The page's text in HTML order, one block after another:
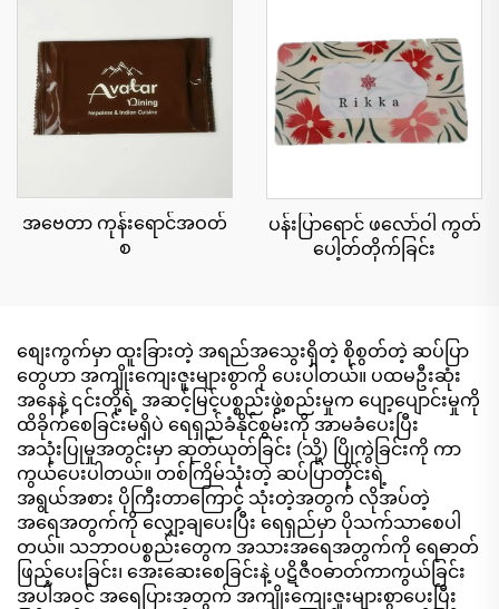
အဗေတာ ကုန်းရောင်အဝတ်
စ
ပန်းပြာရောင် ဖလော်ဝါ ကွတ်
ပေါ့တ်တိုက်ခြင်း
စျေးကွက်မှာ ထူးခြားတဲ့ အရည်အသွေးရှိတဲ့ စိုစွတ်တဲ့ ဆပ်ပြာ
တွေဟာ အကျိုးကျေးဇူးများစွာကို ပေးပါတယ်။ ပထမဦးဆုံး
အနေနဲ့ ၎င်းတို့ရဲ့ အဆင့်မြင့်ပစ္စည်းဖွဲ့စည်းမှုက ပျော့ပျောင်းမှုကို
ထိခိုက်စေခြင်းမရှိပဲ ရေရှည်ခံနိုင်စွမ်းကို အာမခံပေးပြီး
အသုံးပြုမှုအတွင်းမှာ ဆုတ်ယုတ်ခြင်း (သို့) ပြိုကွဲခြင်းကို ကာ
ကွယ်ပေးပါတယ်။ တစ်ကြိမ်သုံးတဲ့ ဆပ်ပြာတိုင်းရဲ့
အရွယ်အစား ပိုကြီးတာကြောင့် သုံးတဲ့အတွက် လိုအပ်တဲ့
အရေအတွက်ကို လျှော့ချပေးပြီး ရေရှည်မှာ ပိုသက်သာစေပါ
တယ်။ သဘာဝပစ္စည်းတွေက အသားအရေအတွက်ကို ရေဓာတ်
ဖြည့်ပေးခြင်း၊ အေးဆေးစေခြင်းနဲ့ ပဋိဇီဝဓာတ်ကာကွယ်ခြင်း
အပါအဝင် အရေပြားအတွက် အကျိုးကျေးဇူးများစွာပေးပြီး